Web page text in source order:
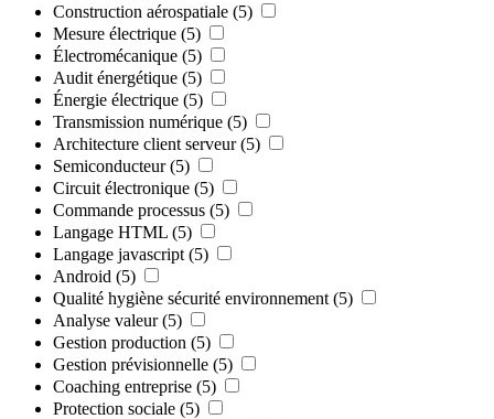
Construction aérospatiale (5)
Mesure électrique (5)
Électromécanique (5)
Audit énergétique (5)
Énergie électrique (5)
Transmission numérique (5)
Architecture client serveur (5)
Semiconducteur (5)
Circuit électronique (5)
Commande processus (5)
Langage HTML (5)
Langage javascript (5)
Android (5)
Qualité hygiène sécurité environnement (5)
Analyse valeur (5)
Gestion production (5)
Gestion prévisionnelle (5)
Coaching entreprise (5)
Protection sociale (5)